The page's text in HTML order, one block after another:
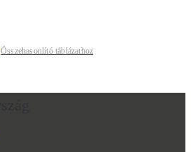
Összehasonlító táblázathoz